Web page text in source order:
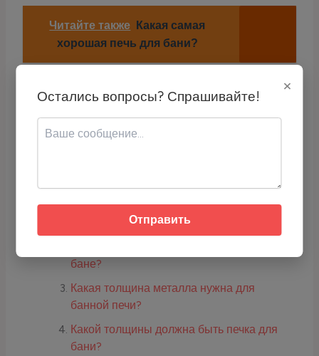
Читайте также
Какая самая
хорошая печь для бани?
Про бани, печи, сауны:
Какая толщина утеплителя должна быть в
бане?
Какая толщина металла нужна для
банной печи?
Какой толщины должна быть печка для
бани?
×
Остались вопросы? Спрашивайте!
Отправить